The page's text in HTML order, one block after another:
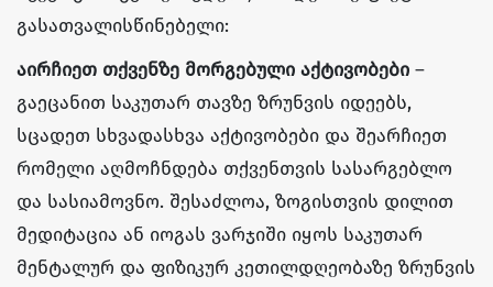
გასათვალისწინებელი:
აირჩიეთ თქვენზე მორგებული აქტივობები –
გაეცანით საკუთარ თავზე ზრუნვის იდეებს,
სცადეთ სხვადასხვა აქტივობები და შეარჩიეთ
რომელი აღმოჩნდება თქვენთვის სასარგებლო
და სასიამოვნო. შესაძლოა, ზოგისთვის დილით
მედიტაცია ან იოგას ვარჯიში იყოს საკუთარ
მენტალურ და ფიზიკურ კეთილდღეობაზე ზრუნვის